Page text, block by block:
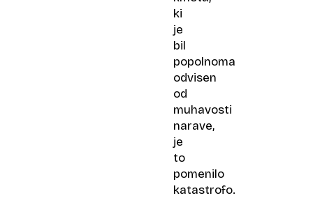
ki
je
bil
popolnoma
odvisen
od
muhavosti
narave,
je
to
pomenilo
katastrofo.